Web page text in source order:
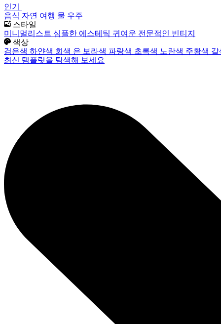
인기
음식 자연 여행 물 우주
스타일
미니멀리스트 심플한 에스테틱 귀여운 전문적인 빈티지
색상
검은색 하얀색 회색 은 보라색 파랑색 초록색 노란색 주황색
최신 템플릿을 탐색해 보세요